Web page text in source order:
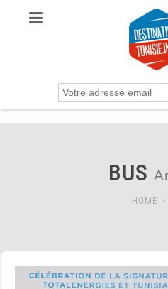
BUS
HOME >